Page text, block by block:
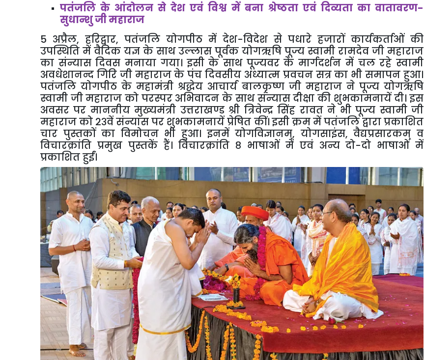
पतंजलि के आंदोलन से देश एवं विश्व में बना श्रेष्ठता एवं दिव्यता का वातावरण-
सुधान्शु जी महाराज
5 अप्रैल, हरिद्वार, पतंजलि योगपीठ में देश-विदेश से पधारे हजारों कार्यकर्ताओं की
उपस्थिति में वैदिक यज्ञ के साथ उल्लास पूर्वक योगऋषि पूज्य स्वामी रामदेव जी महाराज
का संन्यास दिवस मनाया गया। इसी के साथ पूज्यवर के मार्गदर्शन में चल रहे स्वामी
अवधेशानन्द गिरि जी महाराज के पंच दिवसीय अध्यात्म प्रवचन सत्र का भी समापन हुआ।
पतंजलि योगपीठ के महामंत्री श्रद्धेय आचार्य बालकृष्ण जी महाराज ने पूज्य योगऋषि
स्वामी जी महाराज को परस्पर अभिवादन के साथ संन्यास दीक्षा की शुभकामनायें दी। इस
अवसर पर माननीय मुख्यमंत्री उत्तराखण्ड श्री त्रिवेन्द्र सिंह रावत ने भी पूज्य स्वामी जी
महाराज को 2३वें संन्यास पर शुभकामनायें प्रेषित कीं। इसी क्रम में पतंजलि द्वारा प्रकाशित
चार पुस्तकों का विमोचन भी हुआ। इनमें योगविज्ञानम्, योगसाइंस,वैद्यप्रसारकम् व
विचारक्रांति प्रमुख पुस्तकें हैं। विचारक्रांति ८ भाषाओं में एवं अन्य दो-दो भाषाओं में
प्रकाशित हुईं।